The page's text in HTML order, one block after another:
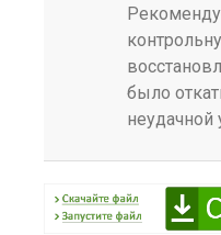
было
неудачной